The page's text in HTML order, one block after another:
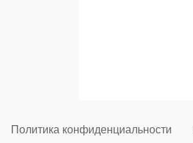
Политика конфиденциальности